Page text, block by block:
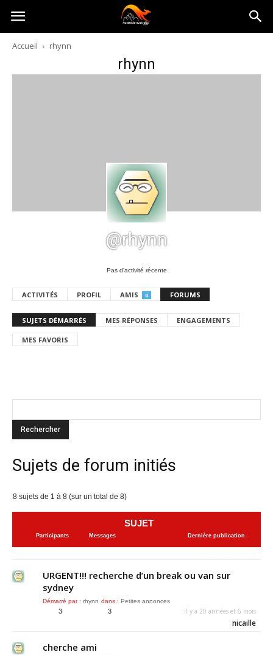
Australia-
australie.com
Accueil rhynn
rhynn
@rhynn
Pas d’activité récente
ACTIVITÉS PROFIL AMIS 0 FORUMS
SUJETS DÉMARRÉS MES RÉPONSES ENGAGEMENTS
MES FAVORIS
Sujets de forum initiés
8 sujets de 1 à 8 (sur un total de 8)
SUJET
Participants Messages Dernière publication
URGENT!!! recherche d’un break ou van sur
sydney
Démarré par : rhynn dans : Petites annonces
3 3 il y a 20 années et 6 mois
nicaille
cherche ami